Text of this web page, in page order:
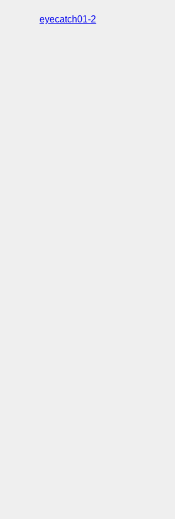
eyecatch01-2